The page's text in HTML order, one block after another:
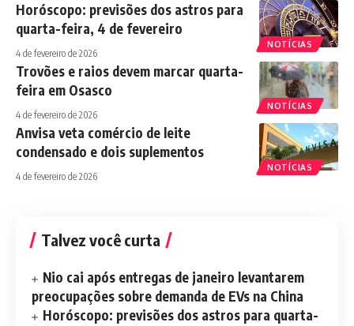
NOTÍCIAS
Horóscopo: previsões dos astros para
quarta-feira, 4 de fevereiro
4 de fevereiro de 2026
NOTÍCIAS
Trovões e raios devem marcar quarta-
feira em Osasco
4 de fevereiro de 2026
NOTÍCIAS
Anvisa veta comércio de leite
condensado e dois suplementos
4 de fevereiro de 2026
Talvez você curta
Nio cai após entregas de janeiro levantarem
preocupações sobre demanda de EVs na China
Horóscopo: previsões dos astros para quarta-